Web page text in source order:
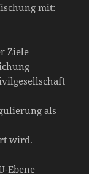
mit:
Ziele
als
wird.
Ebene